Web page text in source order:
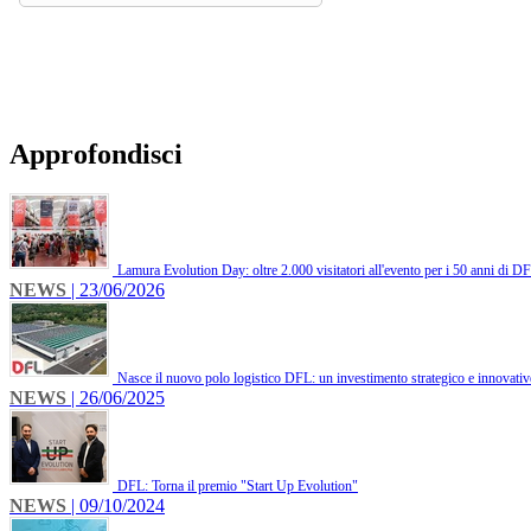
Approfondisci
Lamura Evolution Day: oltre 2.000 visitatori all'evento per i 50 anni di
NEWS | 23/06/2026
Nasce il nuovo polo logistico DFL: un investimento strategico e
NEWS | 26/06/2025
DFL: Torna il premio "Start Up Evolution"
NEWS | 09/10/2024